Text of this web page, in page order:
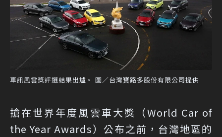
車訊風雲獎評選結果出爐。 圖／台灣寶路多股份有限公司提供
搶在世界年度風雲車大獎（World Car of
the Year Awards）公布之前，台灣地區的